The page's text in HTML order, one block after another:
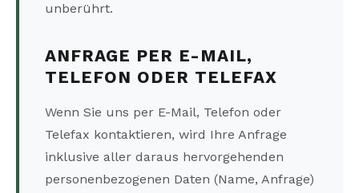
unberührt.
ANFRAGE PER E-MAIL,
TELEFON ODER TELEFAX
Wenn Sie uns per E-Mail, Telefon oder
Telefax kontaktieren, wird Ihre Anfrage
inklusive aller daraus hervorgehenden
personenbezogenen Daten (Name, Anfrage)